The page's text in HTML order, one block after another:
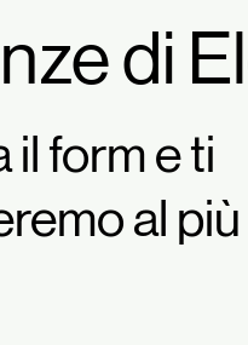
di
il form e ti
al